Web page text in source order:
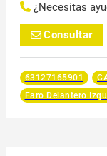
¿Necesitas
Consultar
63127165901
Faro Delantero